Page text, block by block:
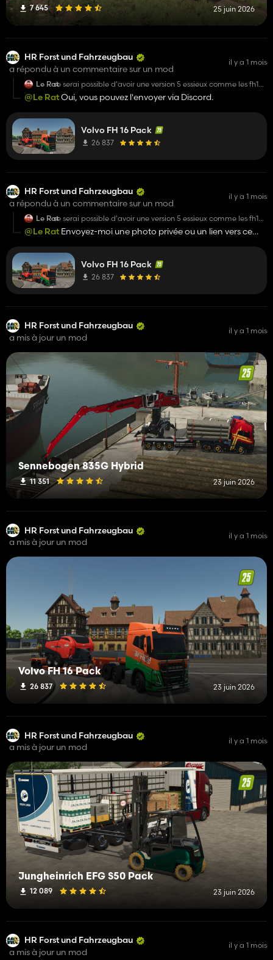
7 645 25 juin 2026
HR Forst und Fahrzeugbau
a répondu à un commentaire sur un mod
il y a 1 mois
Le Ratse serai possible d'avoir une version 5 essieux comme les fh16
australien ? si non super mod merci
@Le RatOui, vous pouvez l'envoyer via Discord.
Volvo FH 16 Pack
26 837
HR Forst und Fahrzeugbau
a répondu à un commentaire sur un mod
il y a 1 mois
Le Ratse serai possible d'avoir une version 5 essieux comme les fh16
australien ? si non super mod merci
@Le Rat Envoyez-moi une photo privée ou un lien vers ce
Volvo FH 16 Pack
26 837
HR Forst und Fahrzeugbau
a mis à jour un mod
il y a 1 mois
Sennebogen 835G Hybrid
11 351 23 juin 2026
HR Forst und Fahrzeugbau
a mis à jour un mod
il y a 1 mois
Volvo FH 16 Pack
26 837 23 juin 2026
HR Forst und Fahrzeugbau
a mis à jour un mod
il y a 1 mois
Jungheinrich EFG S50 Pack
12 089 23 juin 2026
HR Forst und Fahrzeugbau
a mis à jour un mod
il y a 1 mois